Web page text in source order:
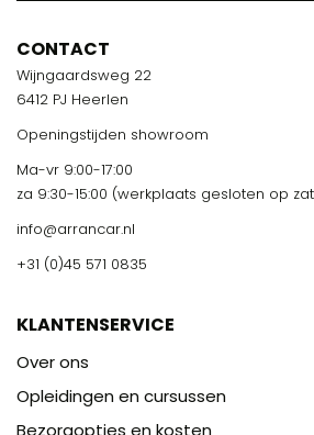
CONTACT
Wijngaardsweg 22
6412 PJ Heerlen
Openingstijden showroom
Ma-vr 9:00-17:00
za 9:30-15:00 (werkplaats gesloten op
info@arrancar.nl
+31 (0)45 571 0835
KLANTENSERVICE
Over ons
Opleidingen en cursussen
Bezorgopties en kosten